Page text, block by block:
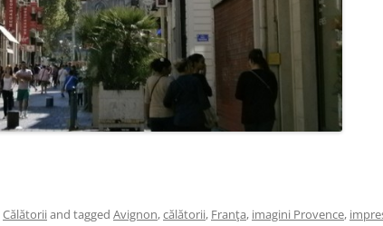
Călătoriiand tagged Avignon,călătorii, Franţa, imagini Provence,